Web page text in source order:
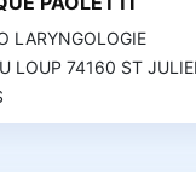
LARYNGOLOGIE
LOUP 74160 ST